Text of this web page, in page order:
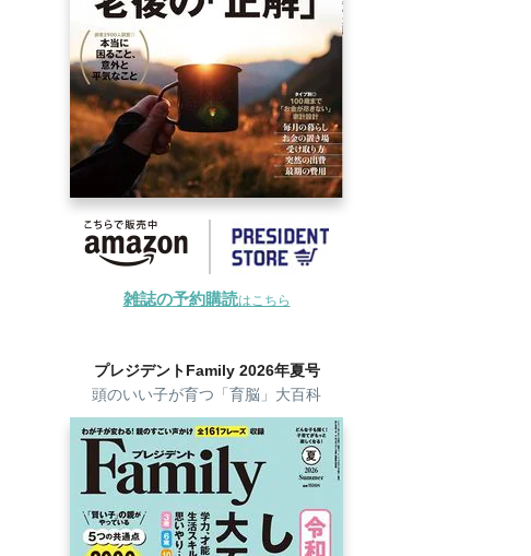
雑誌の予約購読はこちら
プレジデントFamily 2026年夏号
頭のいい子が育つ「育脳」大百科